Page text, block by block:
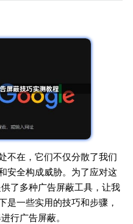
不在，它们不仅分散了我们
安全构成威胁。为了应对这
了多种广告屏蔽工具，让我
是一些实用的技巧和步骤，
行广告屏蔽。